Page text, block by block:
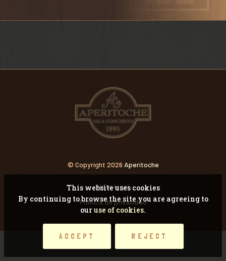
© Copyright 2026 Aperitoche
Nota legal
Pólitica de privacidad
This website uses cookies
By continuing to browse the site you are agreeing to
ouruse of cookies.
ACCEPT REJECT